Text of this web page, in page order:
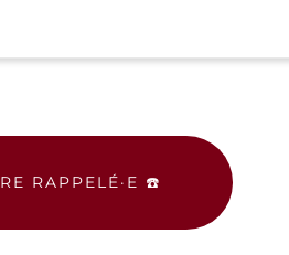
RAPPELÉ·E ☎️